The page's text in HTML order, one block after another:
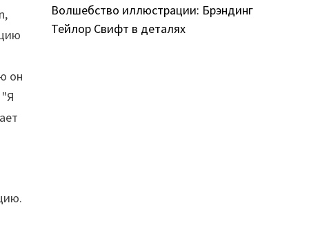
он
"Я
Волшебство иллюстрации: Брэндинг
Тейлор Свифт в деталях